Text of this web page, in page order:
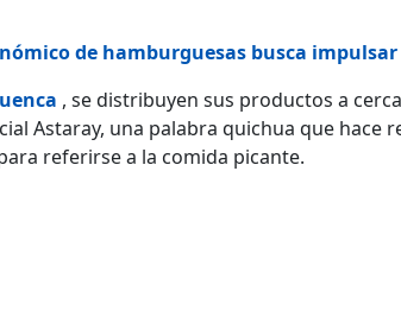
de hamburguesas busca
, se distribuyen sus productos a
Astaray, una palabra quichua que hace
referirse a la comida picante.